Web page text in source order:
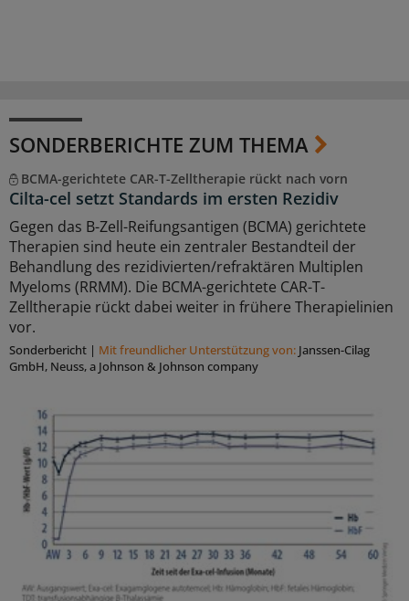
SONDERBERICHTE ZUM THEMA
BCMA-gerichtete CAR-T-Zelltherapie rückt nach vorn
Cilta-cel setzt Standards im ersten Rezidiv
Gegen das B-Zell-Reifungsantigen (BCMA) gerichtete
Therapien sind heute ein zentraler Bestandteil der
Behandlung des rezidivierten/refraktären Multiplen
Myeloms (RRMM). Die BCMA-gerichtete CAR-T-
Zelltherapie rückt dabei weiter in frühere Therapielinien
vor.
Sonderbericht | Mit freundlicher Unterstützung von: Janssen-Cilag
GmbH, Neuss, a Johnson & Johnson company